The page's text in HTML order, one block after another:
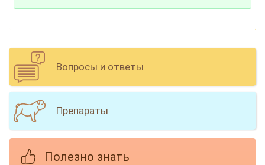
Вопросы и ответы
Препараты
Полезно знать